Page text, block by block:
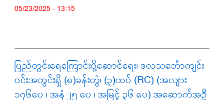
05/23/2025 - 13:15
ပြည်တွင်းရေကြောင်းပို့ဆောင်ရေး၊ ဒလသင်္ဘောကျင်း
ဝင်းအတွင်းရှိ (၈)ခန်းတွဲ၊ (၃)ထပ် (RC) (အလျား
၁၇၆ပေ ၊ အနံ ၂၅ ပေ ၊ အမြင့် ၃၆ ပေ) အဆောက်အဦ